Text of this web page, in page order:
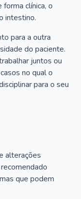
clínica, o
intestino.
para a outra
do paciente.
juntos ou
no qual o
para o seu
alterações
que podem